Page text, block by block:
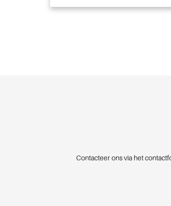
Contacteer ons via het